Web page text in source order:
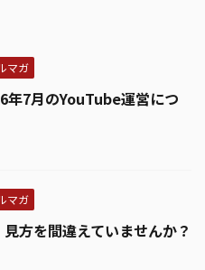
マガ
年7月のYouTube運営につ
マガ
方を間違えていませんか？